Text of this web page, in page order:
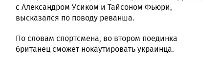
с Александром Усиком и Тайсоном Фьюри,
высказался по поводу реванша.
По словам спортсмена, во втором поединка
британец сможет нокаутировать украинца.